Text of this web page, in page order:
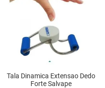
Tala Dinamica Extensao Dedo
Forte Salvape